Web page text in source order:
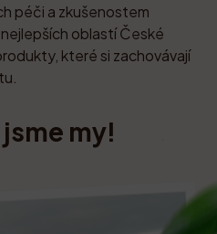
my!
péči a zkušenostem
oblastí České
které si zachovávají